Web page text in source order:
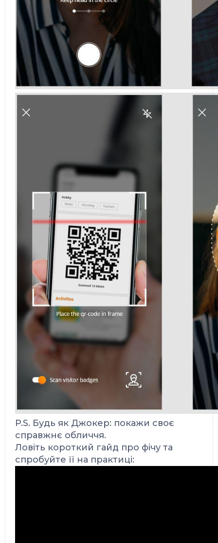
P.S. Будь як Джокер: покажи своє
справжнє обличчя.
Ловіть короткий гайд про фічу та
спробуйте її на практиці: